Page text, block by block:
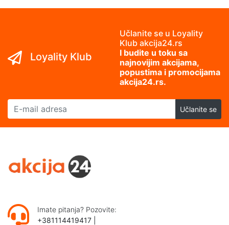
Loyality Klub
Učlanite se u Loyality
Klub akcija24.rs
I budite u toku sa
najnovijim akcijama,
popustima i promocijama
akcija24.rs.
E-mail adresa
Učlanite se
Imate pitanja? Pozovite:
+381114419417